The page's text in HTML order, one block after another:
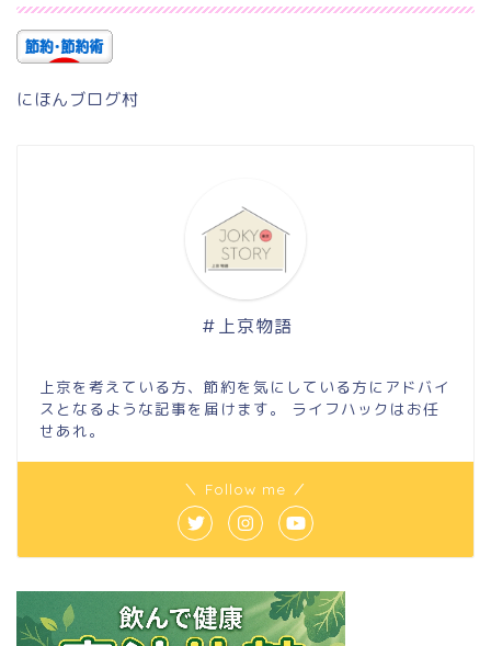
にほんブログ村
＃上京物語
上京を考えている方、節約を気にしている方にアドバイ
スとなるような記事を届けます。 ライフハックはお任
せあれ。
＼ Follow me ／